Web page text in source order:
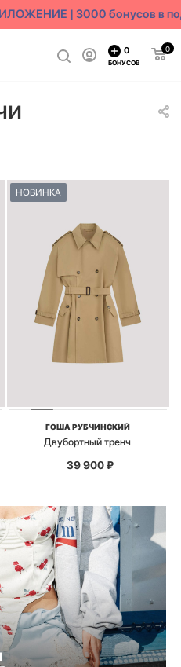
| 3000 бонусов в
0
0
БОНУСОВ
НОВИНКА
ГОША РУБЧИНСКИЙ
Двубортный тренч
39 900₽